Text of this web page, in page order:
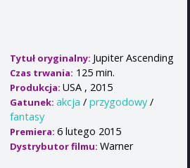
Tytuł oryginalny: Jupiter Ascending
Czas trwania: 125 min.
Produkcja: USA , 2015
Gatunek: akcja / przygodowy /
fantasy
Premiera: 6 lutego 2015
Dystrybutor filmu: Warner